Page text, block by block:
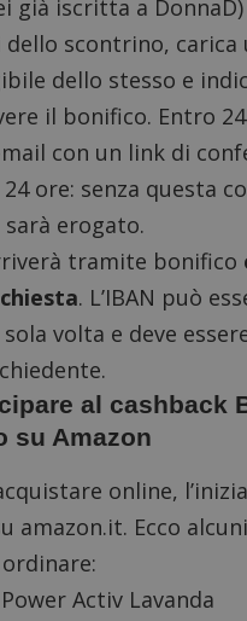
già iscritta a DonnaD)
dello scontrino, carica
dello stesso e
il bonifico. Entro
mail con un link di
ore: senza questa
erogato.
tramite bonifico
. L’IBAN può
volta e deve
al cashback
su Amazon
online,
amazon.it. Ecco
Activ Lavanda